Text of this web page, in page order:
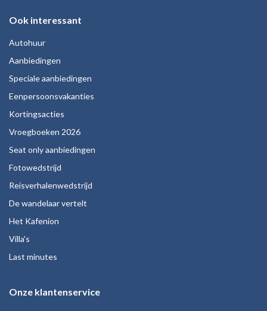
Ook interessant
Autohuur
Aanbiedingen
Speciale aanbiedingen
Eenpersoonsvakanties
Kortingsacties
Vroegboeken 2026
Seat only aanbiedingen
Fotowedstrijd
Reisverhalenwedstrijd
De wandelaar vertelt
Het Kafenion
Villa's
Last minutes
Onze klantenservice